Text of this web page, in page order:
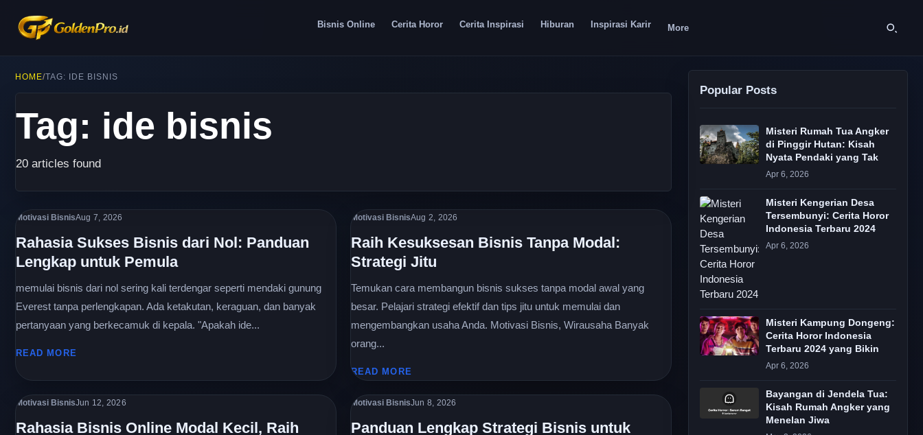
Bisnis Online Cerita Horor Cerita Inspirasi Hiburan Inspirasi Karir More
HOME/TAG: IDE BISNIS
Tag: ide bisnis
20 articles found
Motivasi BisnisAug 7, 2026
Rahasia Sukses Bisnis dari Nol: Panduan
Lengkap untuk Pemula
memulai bisnis dari nol sering kali terdengar seperti mendaki gunung
Everest tanpa perlengkapan. Ada ketakutan, keraguan, dan banyak
pertanyaan yang berkecamuk di kepala. "Apakah ide...
READ MORE
Motivasi BisnisAug 2, 2026
Raih Kesuksesan Bisnis Tanpa Modal:
Strategi Jitu
Temukan cara membangun bisnis sukses tanpa modal awal yang
besar. Pelajari strategi efektif dan tips jitu untuk memulai dan
mengembangkan usaha Anda. Motivasi Bisnis, Wirausaha Banyak
orang...
READ MORE
Motivasi BisnisJun 12, 2026
Rahasia Bisnis Online Modal Kecil, Raih
Motivasi BisnisJun 8, 2026
Panduan Lengkap Strategi Bisnis untuk
Popular Posts
Misteri Rumah Tua Angker
di Pinggir Hutan: Kisah
Nyata Pendaki yang Tak
Apr 6, 2026
Misteri Kengerian Desa
Tersembunyi: Cerita Horor
Indonesia Terbaru 2024
Apr 6, 2026
Misteri Kampung Dongeng:
Cerita Horor Indonesia
Terbaru 2024 yang Bikin
Apr 6, 2026
Bayangan di Jendela Tua:
Kisah Rumah Angker yang
Menelan Jiwa